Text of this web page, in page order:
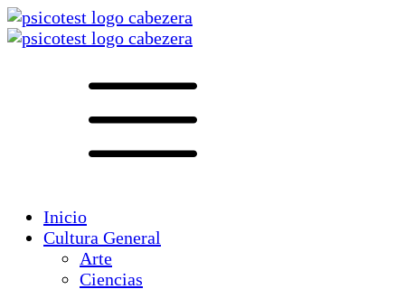
Inicio
Cultura General
Arte
Ciencias